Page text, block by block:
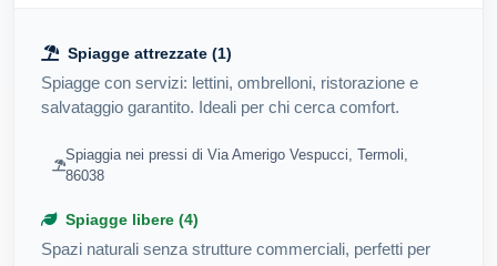
Spiagge attrezzate (1)
Spiagge con servizi: lettini, ombrelloni, ristorazione e
salvataggio garantito. Ideali per chi cerca comfort.
Spiaggia nei pressi di Via Amerigo Vespucci, Termoli,
86038
Spiagge libere (4)
Spazi naturali senza strutture commerciali, perfetti per